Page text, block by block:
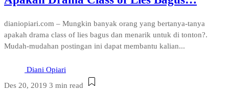
dianiopiari.com – Mungkin banyak orang yang bertanya-tanya
apakah drama class of lies bagus dan menarik untuk di tonton?.
Mudah-mudahan postingan ini dapat membantu kalian...
Diani Opiari
Des 20, 2019 3 min read